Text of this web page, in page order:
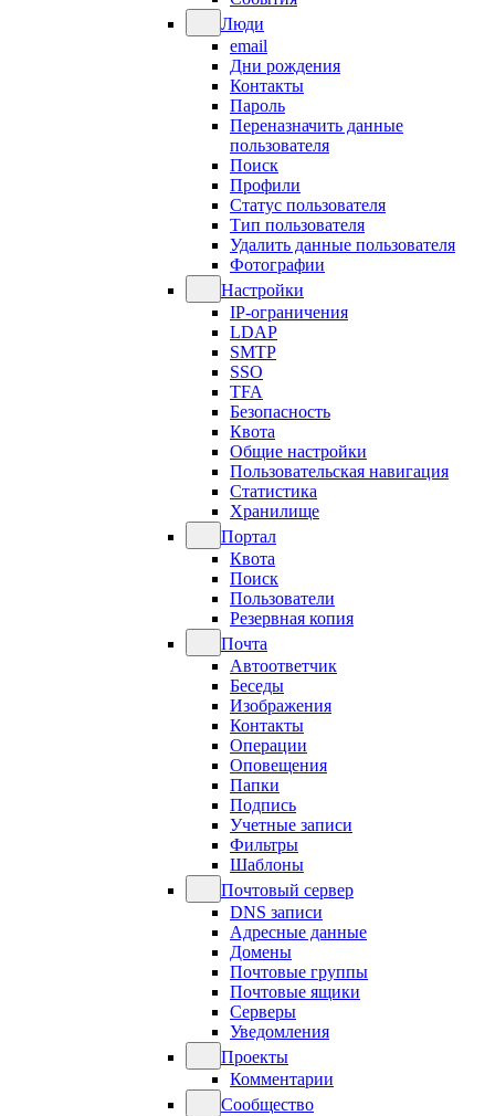
Люди
email
Дни рождения
Контакты
Пароль
Переназначить данные
пользователя
Поиск
Профили
Статус пользователя
Тип пользователя
Удалить данные пользователя
Фотографии
Настройки
IP-ограничения
LDAP
SMTP
SSO
TFA
Безопасность
Квота
Общие настройки
Пользовательская навигация
Статистика
Хранилище
Портал
Квота
Поиск
Пользователи
Резервная копия
Почта
Автоответчик
Беседы
Изображения
Контакты
Операции
Оповещения
Папки
Подпись
Учетные записи
Фильтры
Шаблоны
Почтовый сервер
DNS записи
Адресные данные
Домены
Почтовые группы
Почтовые ящики
Серверы
Уведомления
Проекты
Комментарии
Сообщество